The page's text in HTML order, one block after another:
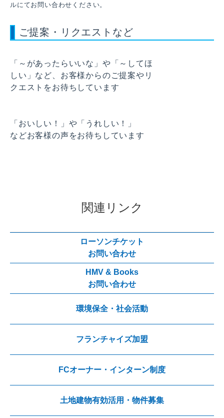
ルにてお問い合わせください。
ご提案・リクエストなど
「～があったらいいな」や「～してほ
しい」など、お客様からのご提案やリ
クエストをお待ちしています
「おいしい！」や「うれしい！」
などお客様の声をお待ちしています
関連リンク
ローソンチケット
お問い合わせ
HMV & Books
お問い合わせ
環境保全・社会活動
フランチャイズ加盟
FCオーナー・インターン制度
土地建物有効活用・物件募集